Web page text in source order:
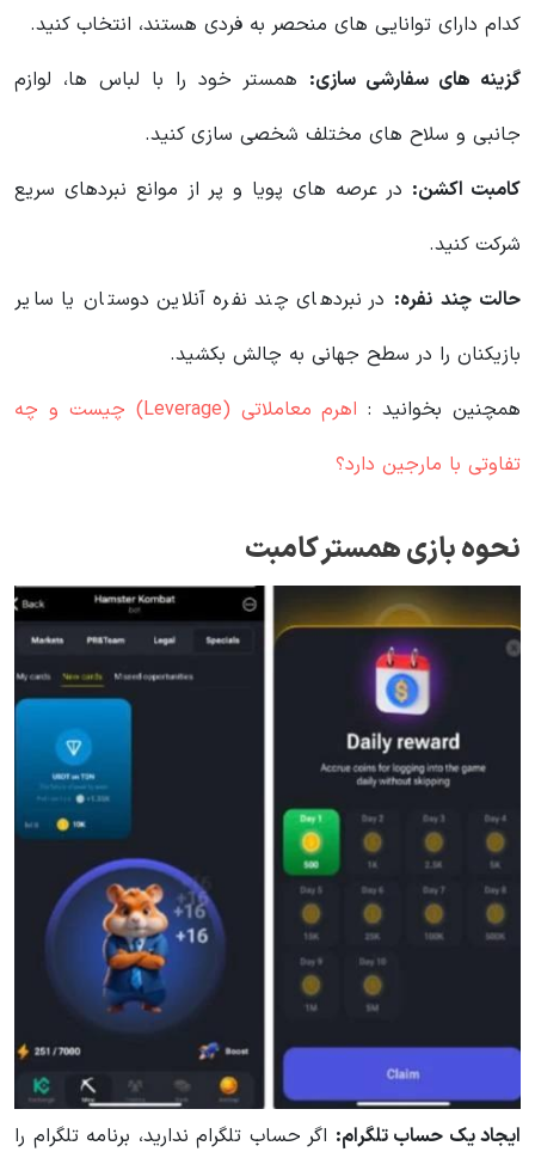
کدام دارای توانایی های منحصر به فردی هستند، انتخاب کنید.
گزینه های سفارشی سازی: همستر خود را با لباس ها، لوازم
جانبی و سلاح های مختلف شخصی سازی کنید.
کامبت اکشن: در عرصه های پویا و پر از موانع نبردهای سریع
شرکت کنید.
حالت چند نفره: در نبردهای چند نفره آنلاین دوستان یا سایر
بازیکنان را در سطح جهانی به چالش بکشید.
همچنین بخوانید :
اهرم معاملاتی (Leverage) چیست و چه
تفاوتی با مارجین دارد؟
نحوه بازی همستر کامبت
ایجاد یک حساب تلگرام: اگر حساب تلگرام ندارید، برنامه تلگرام را